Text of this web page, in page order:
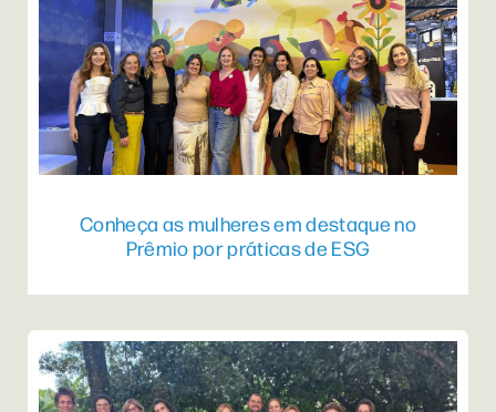
Conheça as mulheres em destaque no
Prêmio por práticas de ESG